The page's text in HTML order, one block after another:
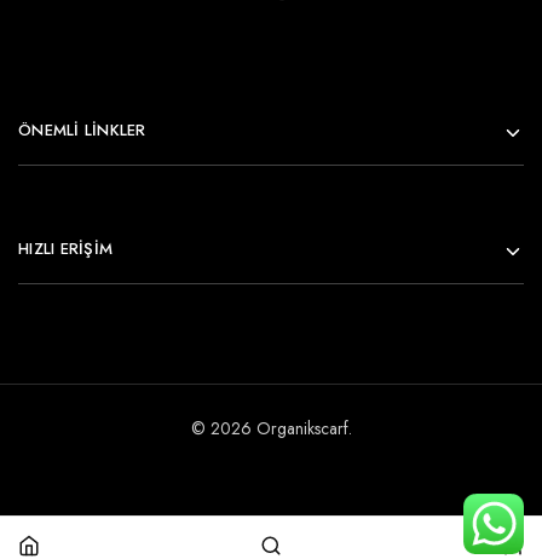
ÖNEMLI LINKLER
HIZLI ERİŞİM
© 2026 Organikscarf.